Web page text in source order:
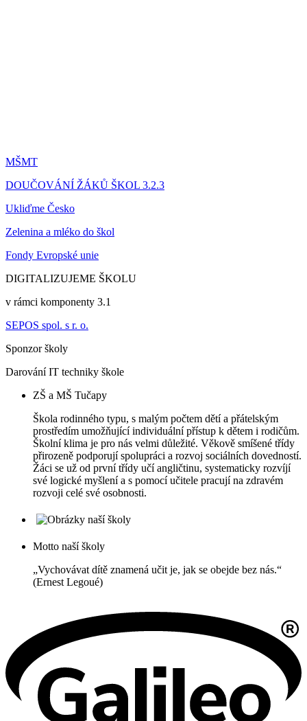
MŠMT
DOUČOVÁNÍ ŽÁKŮ ŠKOL 3.2.3
Ukliďme Česko
Zelenina a mléko do škol
Fondy Evropské unie
DIGITALIZUJEME ŠKOLU
v rámci komponenty 3.1
SEPOS spol. s r. o.
Sponzor školy
Darování IT techniky škole
ZŠ a MŠ Tučapy
Škola rodinného typu, s malým počtem dětí a přátelským
prostředím umožňující individuální přístup k dětem i rodičům.
Školní klima je pro nás velmi důležité. Věkově smíšené třídy
přirozeně podporují spolupráci a rozvoj sociálních dovedností.
Žáci se už od první třídy učí angličtinu, systematicky rozvíjí
své logické myšlení a s pomocí učitele pracují na zdravém
rozvoji celé své osobnosti.
Motto naší školy
„Vychovávat dítě znamená učit je, jak se obejde bez nás.“
(Ernest Legoué)